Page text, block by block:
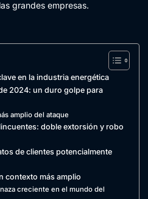
grandes empresas.
en la industria energética
2024: un duro golpe para
amplio del ataque
doble extorsión y robo
de clientes potencialmente
contexto más amplio
creciente en el mundo del